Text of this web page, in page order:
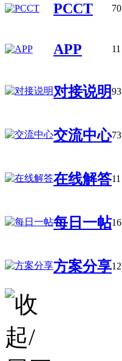
PCCT 70
APP 11
对接说明 93
交流中心73
在线解答11
每日一帖16
方案分享12